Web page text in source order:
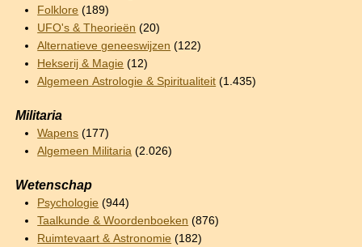
Folklore (189)
UFO's & Theorieën (20)
Alternatieve geneeswijzen (122)
Hekserij & Magie (12)
Algemeen Astrologie & Spiritualiteit (1.435)
Militaria
Wapens (177)
Algemeen Militaria (2.026)
Wetenschap
Psychologie (944)
Taalkunde & Woordenboeken (876)
Ruimtevaart & Astronomie (182)